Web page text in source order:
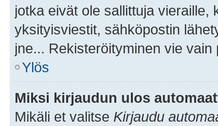
jotka eivät ole sallittuja vieraille,
yksityisviestit, sähköpostin
jne... Rekisteröityminen vie
Ylös
Miksi kirjaudun ulos
Mikäli et valitse Kirjaudu